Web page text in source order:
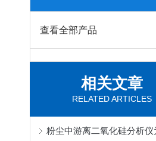
查看全部产品
相关文章
RELATED ARTICLES